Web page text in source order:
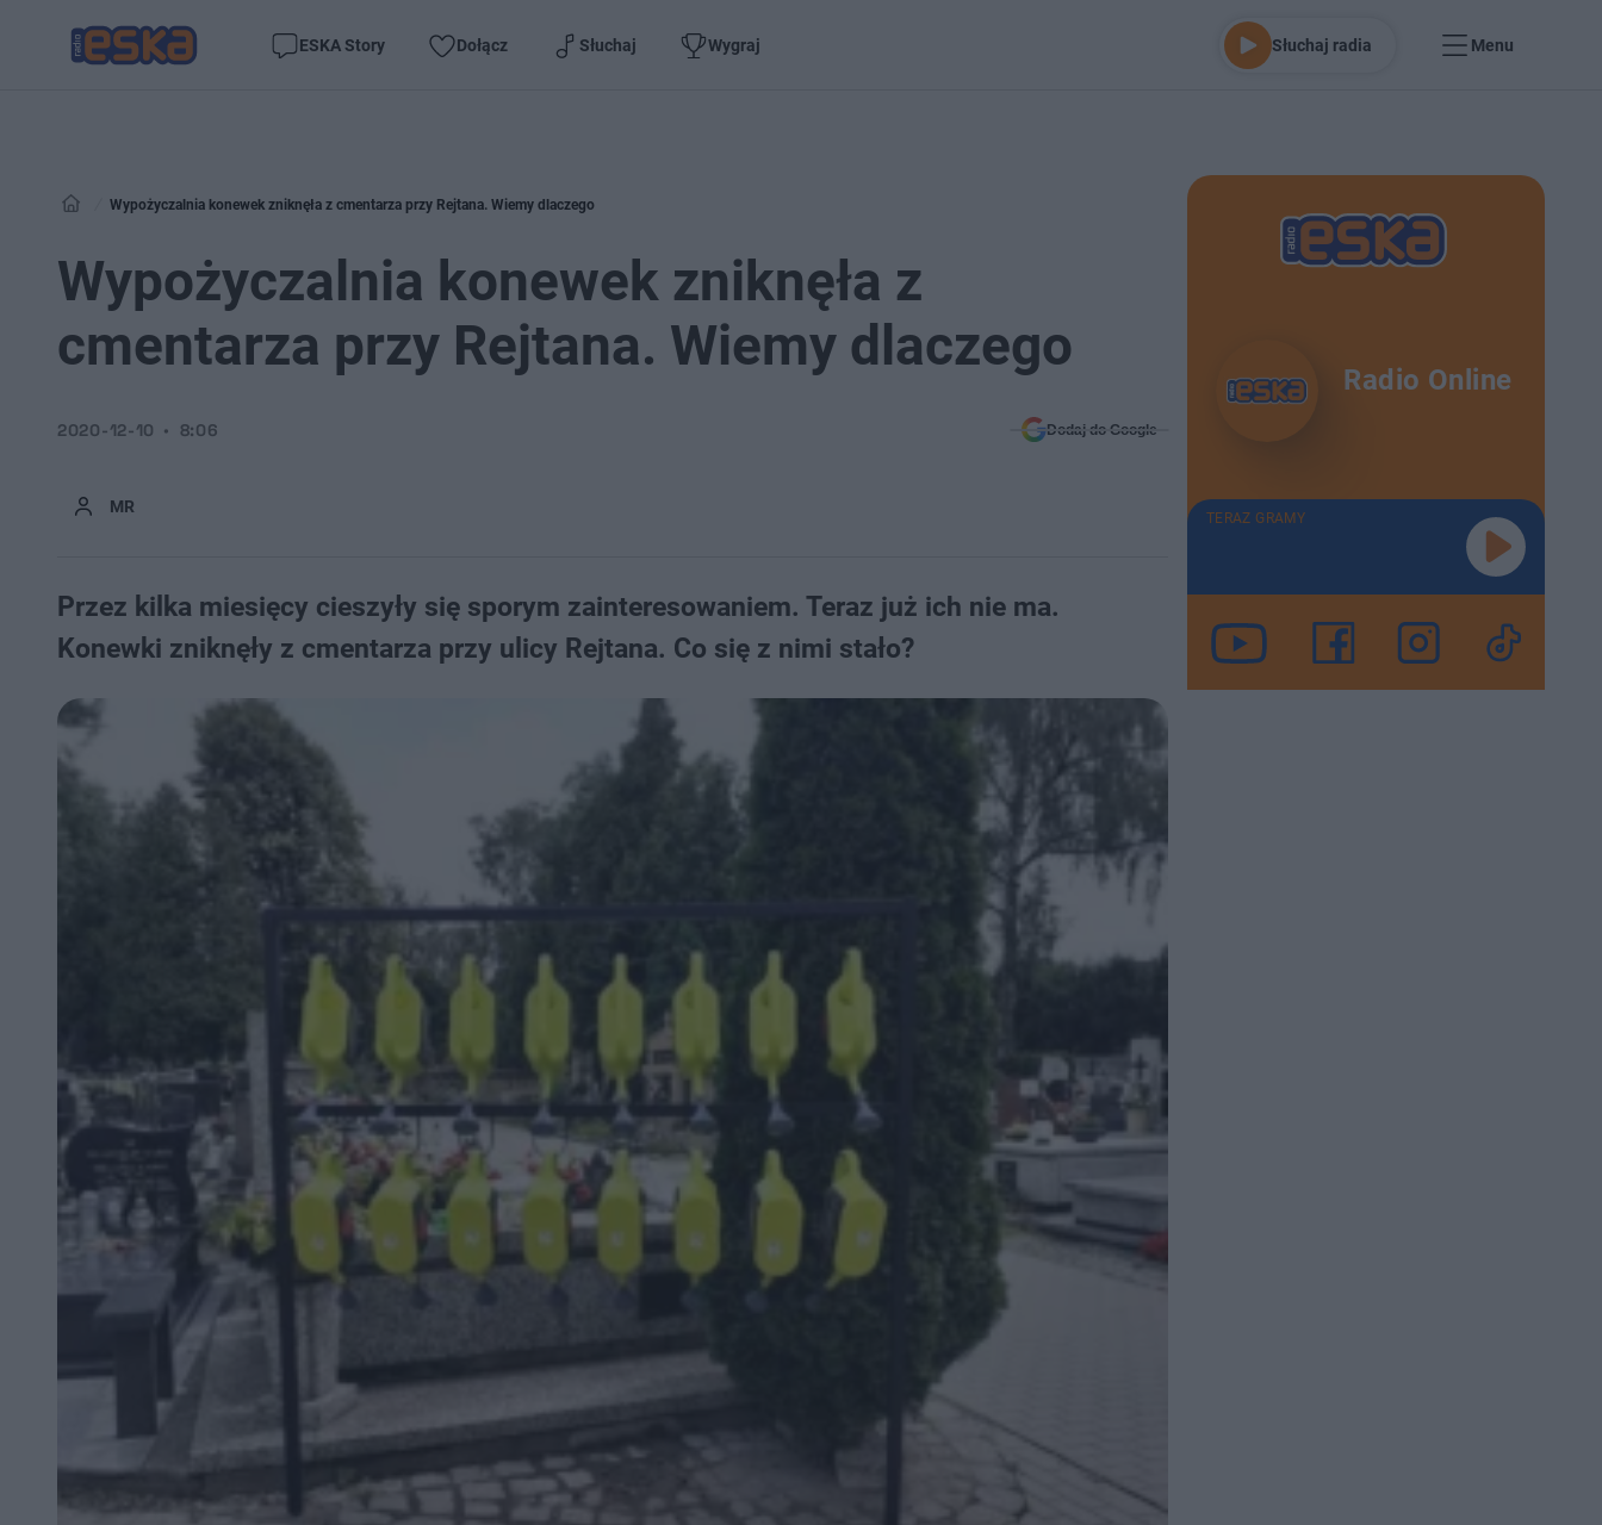
ESKA Story Dołącz Słuchaj Wygraj Słuchaj radia Menu
Wypożyczalnia konewek zniknęła z cmentarza przy Rejtana. Wiemy dlaczego
Wypożyczalnia konewek zniknęła z
cmentarza przy Rejtana. Wiemy dlaczego
MR
2020-12-10 8:06 Dodaj do Google
Przez kilka miesięcy cieszyły się sporym zainteresowaniem. Teraz już ich nie ma.
Konewki zniknęły z cmentarza przy ulicy Rejtana. Co się z nimi stało?
Radio Online
TERAZ GRAMY